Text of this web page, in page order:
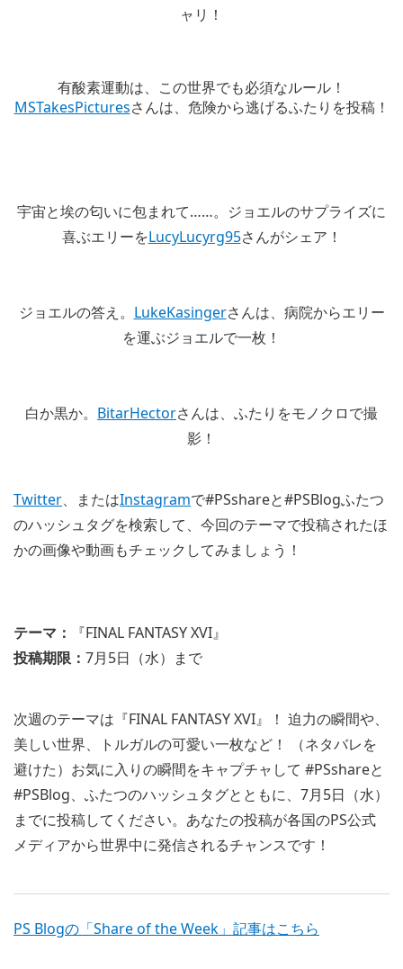
ャリ！
有酸素運動は、この世界でも必須なルール！
MSTakesPicturesさんは、危険から逃げるふたりを投稿！
宇宙と埃の匂いに包まれて……。ジョエルのサプライズに
喜ぶエリーをLucyLucyrg95さんがシェア！
ジョエルの答え。 LukeKasingerさんは、病院からエリー
を運ぶジョエルで一枚！
白か黒か。 BitarHectorさんは、ふたりをモノクロで撮
影！
Twitter、またはInstagramで#PSshareと#PSBlogふたつ
のハッシュタグを検索して、今回のテーマで投稿されたほ
かの画像や動画もチェックしてみましょう！
テーマ：
『FINAL FANTASY XVI』
投稿期限： 7月5日（水）まで
次週のテーマは『FINAL FANTASY XVI』！ 迫力の瞬間や、
美しい世界、トルガルの可愛い一枚など！ （ネタバレを
避けた）お気に入りの瞬間をキャプチャして #PSshareと
#PSBlog、ふたつのハッシュタグとともに、7月5日（水）
までに投稿してください。あなたの投稿が各国のPS公式
メディアから世界中に発信されるチャンスです！
PS Blogの「Share of the Week」記事はこちら